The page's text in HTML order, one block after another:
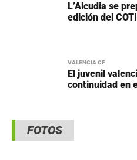
L’Alcudia se
edición del
VALENCIA CF
El juvenil
continuidad en
FOTOS